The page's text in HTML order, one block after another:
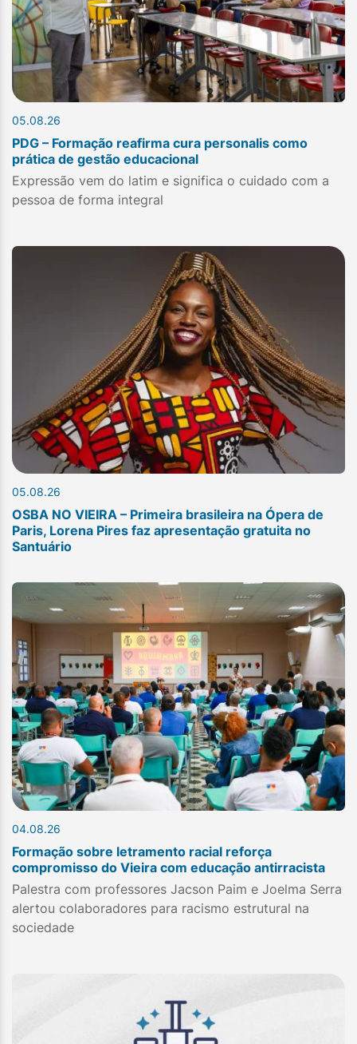
05.08.26
PDG – Formação reafirma cura personalis como
prática de gestão educacional
Expressão vem do latim e significa o cuidado com a
pessoa de forma integral
05.08.26
OSBA NO VIEIRA – Primeira brasileira na Ópera de
Paris, Lorena Pires faz apresentação gratuita no
Santuário
04.08.26
Formação sobre letramento racial reforça
compromisso do Vieira com educação antirracista
Palestra com professores Jacson Paim e Joelma Serra
alertou colaboradores para racismo estrutural na
sociedade